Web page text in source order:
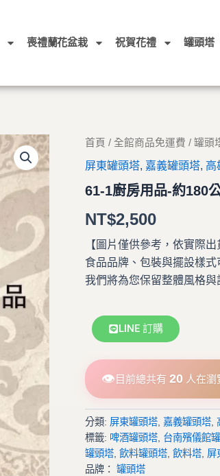
喪禮蘭花盆栽 祝賀花禮 罐頭塔
首頁 /全館商品免運費 /罐頭
屏東罐頭塔, 嘉義罐頭塔, 高
61-1廚房用品-約180
NT$2,500
【圖片僅供參考，依實際出
食品品牌、包裝與擺設樣
我們將為您保留整體風格
LINE 訂購
👁 目前總共有20 人在瀏
分類: 屏東罐頭塔, 嘉義罐頭塔,
標籤: 啤酒罐頭塔, 台南殯儀館
罐頭塔,飲料罐頭塔,飲料塔, 屏
品牌：罐頭塔